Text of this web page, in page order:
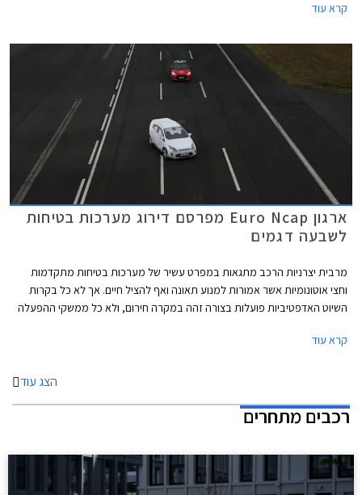
קרא עוד
ארגון Euro Ncap מפרסם דירוג מערכות בטיחות
לשבעה דגמים
מרבית יצרניות הרכב מתגאות במפרט עשיר של מערכות בטיחות מתקדמות
וחצי אוטונומיות אשר אמורות למנוע תאונה ואף להציל חיים. אך לא כל בקרות
השיוט האדפטיביות פועלות בצורה זהה במקרה חירום, ולא כל ממשקי ההפעלה
את ביצועי מערכות הבטיחות השונות במגוון תרחישים כולל בכביש המהיר.
קרא עוד
הצג עוד
רכבים מתחרים